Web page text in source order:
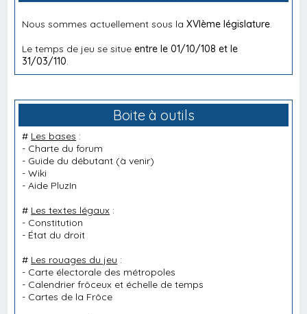
Nous sommes actuellement sous laXVIème législature
Le temps de jeu se situeentre le 01/10/108 et le
31/03/110
Boite à outils
# Les bases :
- Charte du forum
- Guide du débutant (à venir)
-Wiki
-Aide PluzIn
# Les textes légaux :
- Constitution
- État du droit
# Les rouages du jeu :
- Carte électorale des métropoles
- Calendrier frôceux et échelle de temps
- Cartes de la Frôce